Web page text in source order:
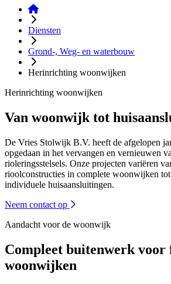
Diensten
Grond-, Weg- en waterbouw
Herinrichting woonwijken
Herinrichting woonwijken
Van woonwijk tot
De Vries Stolwijk B.V. heeft de afgelopen
opgedaan in het vervangen en vernieuwen
rioleringsstelsels. Onze projecten variëren
rioolconstructies in complete woonwijken
individuele huisaansluitingen.
Neem contact op
Aandacht voor de woonwijk
Compleet buitenwerk voor
woonwijken